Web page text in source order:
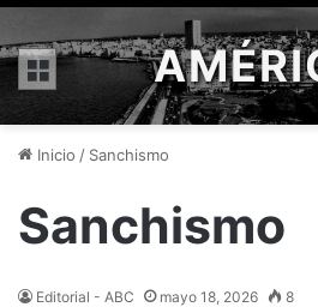
Menú
Inicio / Sanchismo
Sanchismo
Editorial - ABC mayo 18, 2026 8